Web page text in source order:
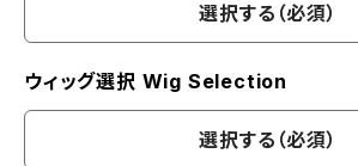
選択する（必須）
ウィッグ選択 Wig Selection
選択する（必須）